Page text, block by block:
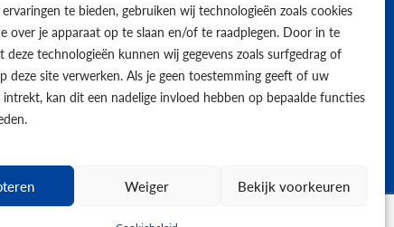
te bieden, gebruiken wij technologieën zoals cookies
over je apparaat op te slaan en/of te raadplegen. Door in te
deze technologieën kunnen wij gegevens zoals surfgedrag of
deze site verwerken. Als je geen toestemming geeft of uw
kan dit een nadelige invloed hebben op bepaalde functies
Weiger Bekijk voorkeuren